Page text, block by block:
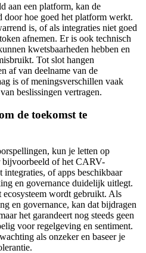
aan een platform, kan de
door hoe goed het platform werkt.
is, of als integraties niet goed
afnemen. Er is ook technisch
kwetsbaarheden hebben en
Tot slot hangen
af van deelname van de
is of meningsverschillen vaak
beslissingen vertragen.
de toekomst te
kun je letten op
bijvoorbeeld of het CARV-
of apps beschikbaar
en governance duidelijk uitlegt.
wordt gebruikt. Als
en governance, kan dat bijdragen
het garandeert nog steeds geen
voor regelgeving en sentiment.
als onzeker en baseer je